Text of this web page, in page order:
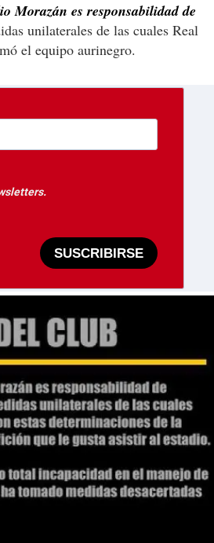
Morazán es responsabilidad de
unilaterales de las cuales Real
el equipo aurinegro.
SUSCRIBIRSE